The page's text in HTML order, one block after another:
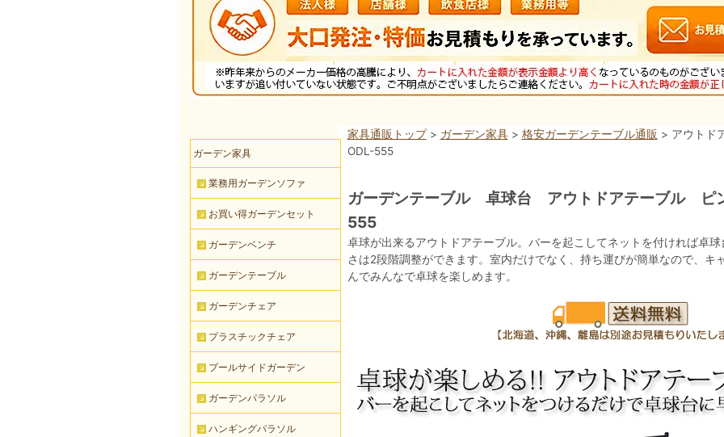
家具通販トップ> ガーデン家具> 格安ガーデンテーブル通販 > アウト
ODL-555
ガーデンテーブル 卓球台 アウトドアテーブル ピ
555
卓球が出来るアウトドアテーブル。バーを起こしてネットを付ければ卓
さは2段階調整ができます。室内だけでなく、持ち運びが簡単なので、キ
んでみんなで卓球を楽しめます。
ガーデン家具
業務用ガーデンソファ
お買い得ガーデンセット
ガーデンベンチ
ガーデンテーブル
ガーデンチェア
プラスチックチェア
プールサイドガーデン
ガーデンパラソル
ハンギングパラソル